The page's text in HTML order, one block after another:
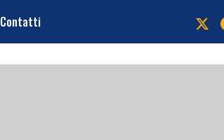
Contatti